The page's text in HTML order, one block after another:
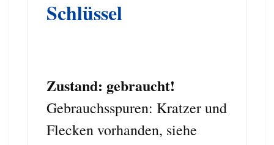
Schlüssel
Zustand: gebraucht!
Gebrauchsspuren: Kratzer und
Flecken vorhanden, siehe